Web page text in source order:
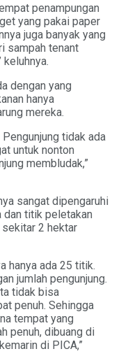
penampungan
yang pakai paper
juga banyak yang
sampah tenant
keluhnya.
dengan yang
hanya
mereka.
Pengunjung tidak ada
untuk nonton
membludak,”
sangat dipengaruhi
dan titik peletakan
sekitar 2 hektar
hanya ada 25 titik.
jumlah pengunjung.
tidak bisa
penuh. Sehingga
tempat yang
penuh, dibuang di
di PICA,”